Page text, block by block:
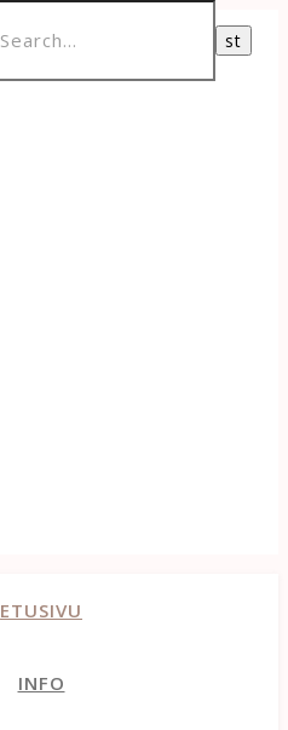
ETUSIVU
INFO